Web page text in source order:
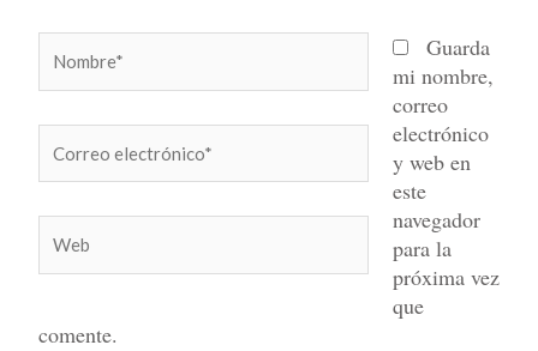
electrónico*
Guarda
mi nombre,
correo
electrónico
y web en
este
navegador
para la
próxima vez
que
comente.